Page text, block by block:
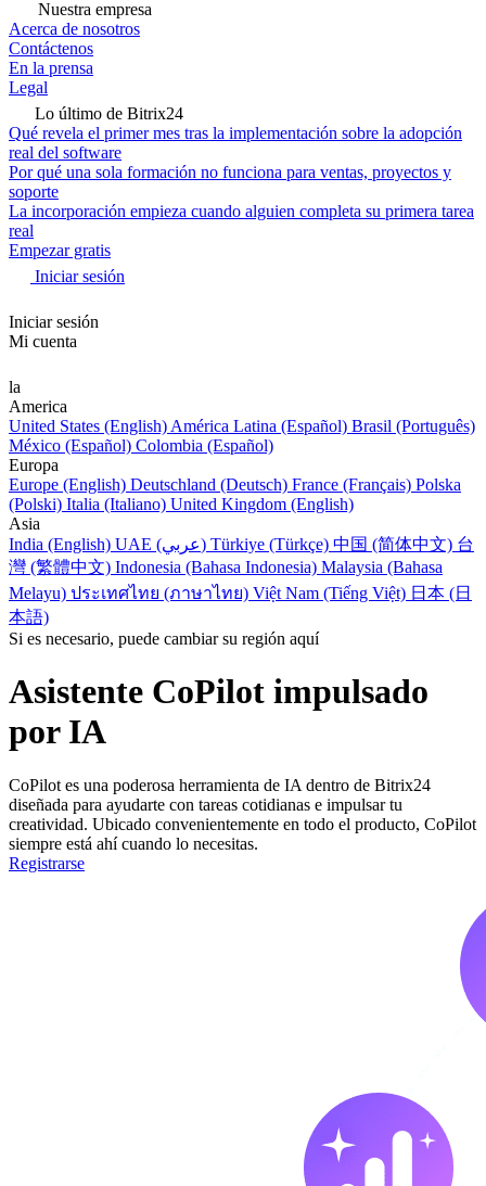
Nuestra empresa
Acerca de nosotros
Contáctenos
En la prensa
Legal
Lo último de Bitrix24
Qué revela el primer mes tras la implementación sobre la adopción
real del software
Por qué una sola formación no funciona para ventas, proyectos y
soporte
La incorporación empieza cuando alguien completa su primera tarea
real
Empezar gratis
Iniciar sesión
Iniciar sesión
Mi cuenta
la
America
United States (English) América Latina (Español) Brasil (Português)
México (Español) Colombia (Español)
Europa
Europe (English) Deutschland (Deutsch) France (Français) Polska
(Polski) Italia (Italiano) United Kingdom (English)
Asia
India (English)
UAE (عربي) Türkiye (Türkçe) 中国 (简体中文) 台
灣 (繁體中文) Indonesia (Bahasa Indonesia) Malaysia (Bahasa
Melayu) ประเทศไทย (ภาษาไทย) Việt Nam (Tiếng Việt) 日本 (日
本語)
Si es necesario, puede cambiar su región aquí
Asistente CoPilot impulsado
por IA
CoPilot es una poderosa herramienta de IA dentro de Bitrix24
diseñada para ayudarte con tareas cotidianas e impulsar tu
creatividad. Ubicado convenientemente en todo el producto, CoPilot
siempre está ahí cuando lo necesitas.
Registrarse